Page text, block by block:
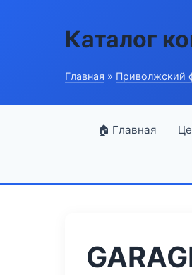
Каталог
Главная » Приволжский
🏠 Главная